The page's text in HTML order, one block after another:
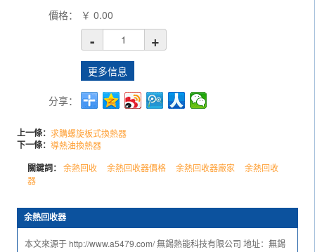
價格：
￥0.00
- +
更多信息
分享：
上一條：求購螺旋板式換熱器
下一條：導熱油換熱器
關鍵詞：余熱回收 余熱回收器價格 余熱回收器廠家
余熱回收
器
余熱回收器
本文來源于 http://www.a5479.com/ 無錫熱能科技有限公司 地址：無錫